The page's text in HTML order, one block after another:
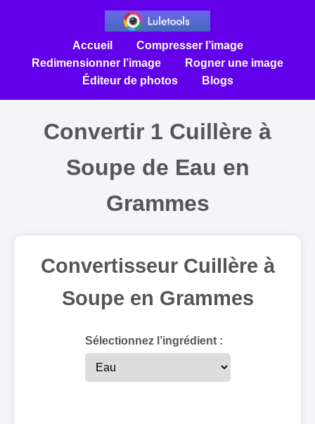
Accueil
Compresser l’image
Redimensionner l’image
Rogner une image
Éditeur de photos
Blogs
Convertir 1 Cuillère à
Soupe de Eau en
Grammes
Convertisseur Cuillère à
Soupe en Grammes
Sélectionnez l’ingrédient :